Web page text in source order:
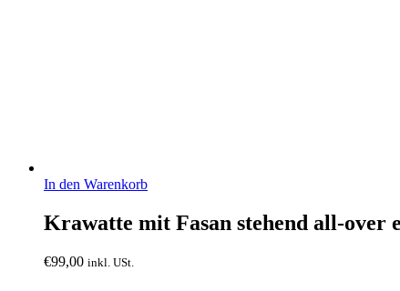
In den Warenkorb
Krawatte mit Fasan stehend all-over
€99,00 inkl. USt.